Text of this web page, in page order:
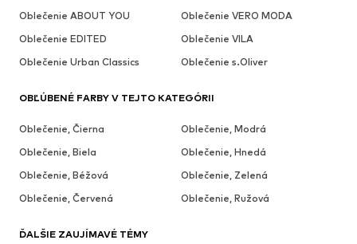
Oblečenie ABOUT YOU
Oblečenie VERO MODA
Oblečenie EDITED
Oblečenie VILA
Oblečenie Urban Classics
Oblečenie s.Oliver
OBĽÚBENÉ FARBY V TEJTO KATEGÓRII
Oblečenie, Čierna
Oblečenie, Modrá
Oblečenie, Biela
Oblečenie, Hnedá
Oblečenie, Béžová
Oblečenie, Zelená
Oblečenie, Červená
Oblečenie, Ružová
ĎALŠIE ZAUJÍMAVÉ TÉMY